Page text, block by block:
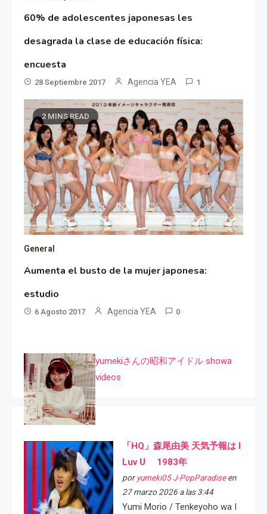
60% de adolescentes japonesas les
desagrada la clase de educación física:
encuesta
28 Septiembre 2017 Agencia YEA 1
2 MINS READ
General
Aumenta el busto de la mujer japonesa:
estudio
6 Agosto 2017 Agencia YEA 0
yumekiさんの昭和アイドル showa
videos
「HQ」森尾由美 天気予報は I
Luv U 1983年
por yumeki05 J-PopParadiseen
27 marzo 2026 a las 3:44
Yumi Morio / Tenkeyoho wa I